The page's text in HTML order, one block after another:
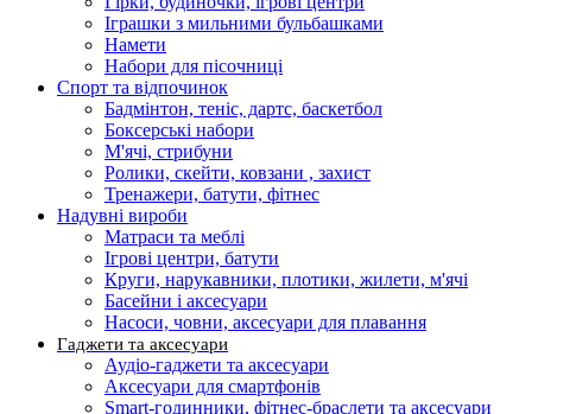
Іграшки з мильними бульбашками
Намети
Набори для пісочниці
Спорт та відпочинок
Бадмінтон, теніс, дартс, баскетбол
Боксерські набори
М'ячі, стрибуни
Ролики, скейти, ковзани , захист
Тренажери, батути, фітнес
Надувні вироби
Матраси та меблі
Ігрові центри, батути
Круги, нарукавники, плотики, жилети, м'ячі
Басейни і аксесуари
Насоси, човни, аксесуари для плавання
Гаджети та аксесуари
Аудіо-гаджети та аксесуари
Аксесуари для смартфонів
Smart-годинники, фітнес-браслети та аксесуари